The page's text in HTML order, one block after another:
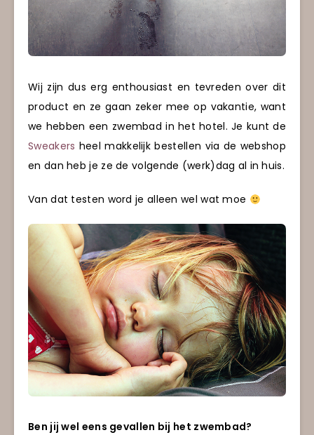
Wij zijn dus erg enthousiast en tevreden over dit
product en ze gaan zeker mee op vakantie, want
we hebben een zwembad in het hotel. Je kunt de
Sweakers heel makkelijk bestellen via de webshop
en dan heb je ze de volgende (werk)dag al in huis.
Van dat testen word je alleen wel wat moe
Ben jij wel eens gevallen bij het zwembad?